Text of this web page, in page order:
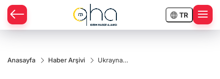
TR
Anasayfa Haber Arşivi
Ukrayna